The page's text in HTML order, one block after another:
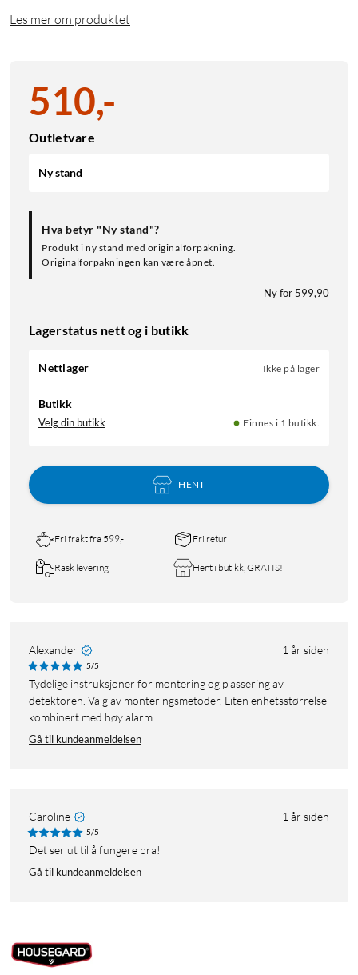
Les mer om produktet
510,-
Outletvare
Ny stand
Hva betyr "Ny stand"?
Produkt i ny stand med originalforpakning.
Originalforpakningen kan være åpnet.
Ny for 599,90
Lagerstatus nett og i butikk
Nettlager Ikke på lager
Butikk
Velg din butikk Finnes i 1 butikk.
HENT
Fri frakt fra 599,- Fri retur
Rask levering Hent i butikk, GRATIS!
Alexander 1 år siden
5/5
Tydelige instruksjoner for montering og plassering av
detektoren. Valg av monteringsmetoder. Liten enhetsstørrelse
kombinert med høy alarm.
Gå til kundeanmeldelsen
Caroline 1 år siden
5/5
Det ser ut til å fungere bra!
Gå til kundeanmeldelsen